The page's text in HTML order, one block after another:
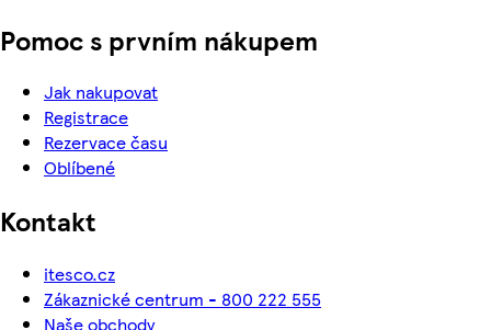
Pomoc s prvním nákupem
Jak nakupovat
Registrace
Rezervace času
Oblíbené
Kontakt
itesco.cz
Zákaznické centrum - 800 222 555
Naše obchody